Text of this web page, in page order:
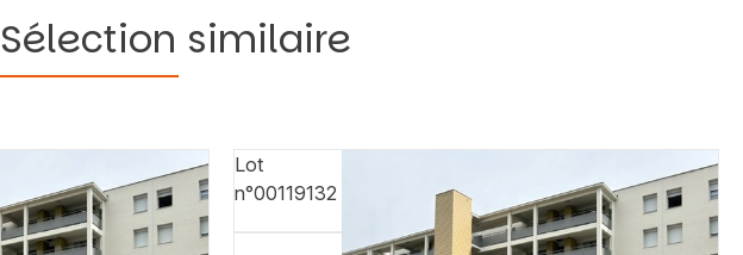
Sélection similaire
Lot
n°00119132